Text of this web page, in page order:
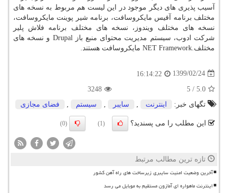
آسیب پذیری های دیگر موجود در این لیست هم مربوط به نسخه های
مختلف برنامه آفیس مایکروسافت، برنامه شیر پوینت مایکروسافت،
نسخه های مختلف ویندوز، نسخه های مختلف برنامه فلاش پلیر
شرکت ادوب، سیستم مدیریت محتوای منبع باز Drupal و نسخه های
مختلف.NET Framework مایکروسافت هستند.
1399/02/24
16:14:22
5.0
/
5
3248
تگهای خبر:
اینترنت سایبر سیستم فضای مجازی
این مطلب را می پسندید؟ (1)
(0)
تازه ترین مطالب مرتبط
آخرین وضعیت امنیت سایبری زیرساخت های راه آهن کشور
اینترنت ماهواره ای آمازون مستقیم به موبایل می رسد